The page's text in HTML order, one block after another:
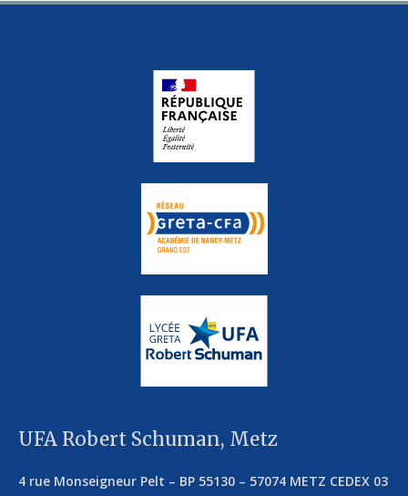
UFA Robert Schuman, Metz
4 rue Monseigneur Pelt – BP 55130 – 57074 METZ CEDEX 03